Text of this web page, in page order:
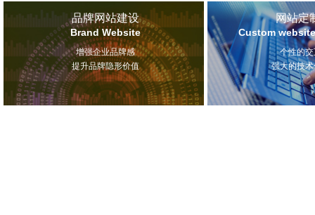
品牌网站建设
Brand Website
增强企业品牌感
提升品牌隐形价值
网站定
Custom
个性的
强大的技